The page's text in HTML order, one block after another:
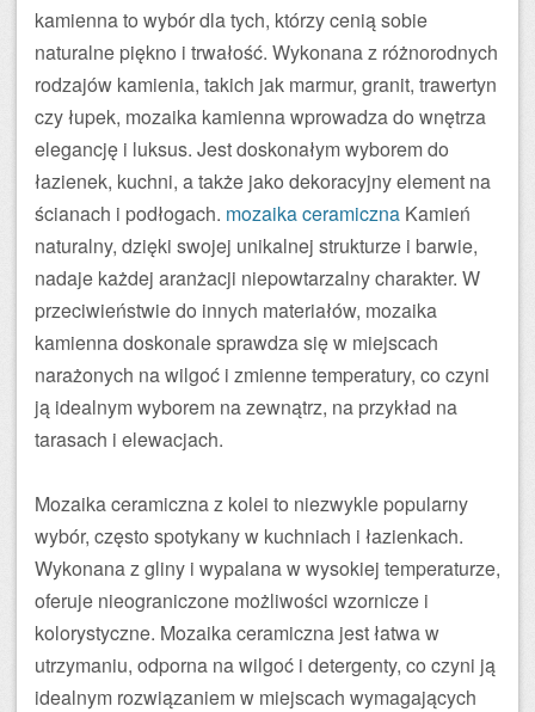
kamienna to wybór dla tych, którzy cenią sobie
naturalne piękno i trwałość. Wykonana z różnorodnych
rodzajów kamienia, takich jak marmur, granit, trawertyn
czy łupek, mozaika kamienna wprowadza do wnętrza
elegancję i luksus. Jest doskonałym wyborem do
łazienek, kuchni, a także jako dekoracyjny element na
ścianach i podłogach. mozaika ceramiczna Kamień
naturalny, dzięki swojej unikalnej strukturze i barwie,
nadaje każdej aranżacji niepowtarzalny charakter. W
przeciwieństwie do innych materiałów, mozaika
kamienna doskonale sprawdza się w miejscach
narażonych na wilgoć i zmienne temperatury, co czyni
ją idealnym wyborem na zewnątrz, na przykład na
tarasach i elewacjach.
Mozaika ceramiczna z kolei to niezwykle popularny
wybór, często spotykany w kuchniach i łazienkach.
Wykonana z gliny i wypalana w wysokiej temperaturze,
oferuje nieograniczone możliwości wzornicze i
kolorystyczne. Mozaika ceramiczna jest łatwa w
utrzymaniu, odporna na wilgoć i detergenty, co czyni ją
idealnym rozwiązaniem w miejscach wymagających